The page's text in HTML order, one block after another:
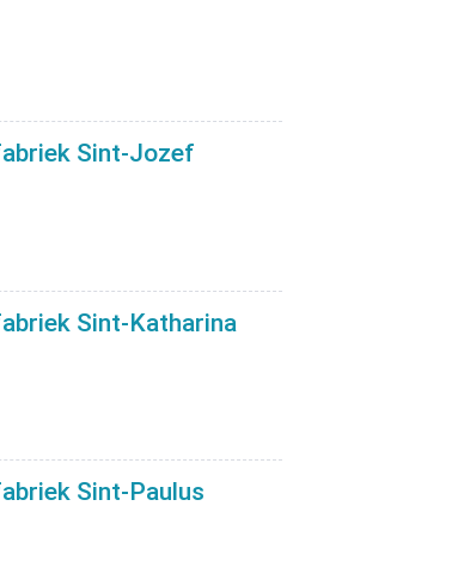
Sint-Jozef
Sint-Katharina
Sint-Paulus